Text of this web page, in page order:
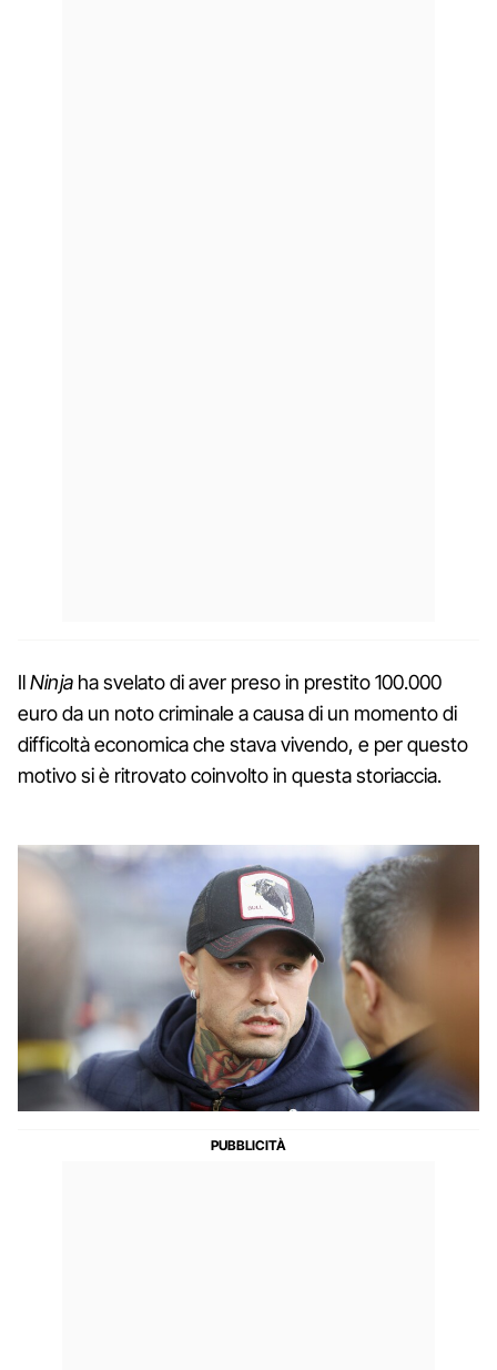
IlNinjaha svelato di aver preso in prestito 100.000
euro da un noto criminale a causa di un momento di
difficoltà economica che stava vivendo, e per questo
motivo si è ritrovato coinvolto in questa storiaccia.